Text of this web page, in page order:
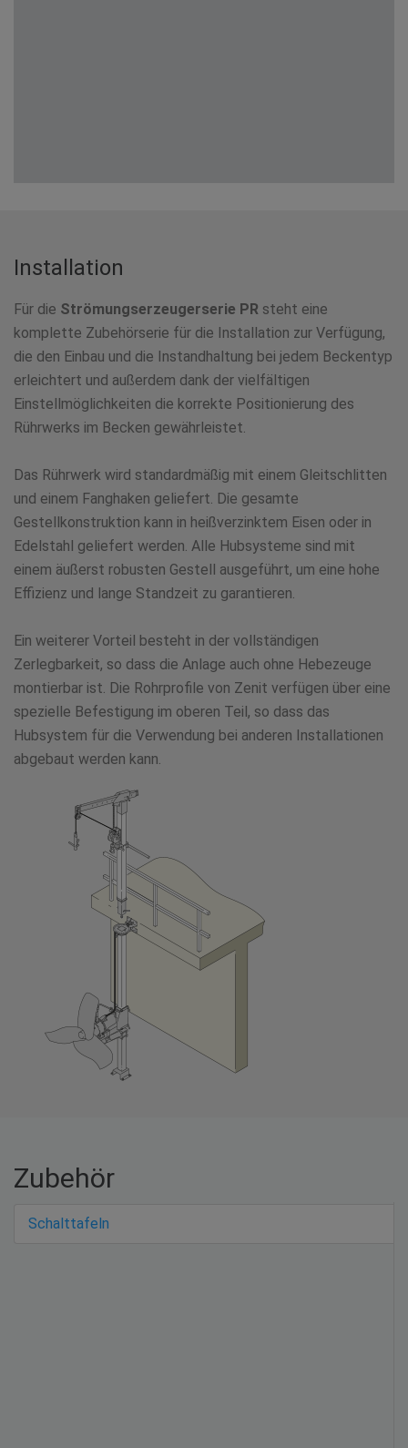
Installation
Für die Strömungserzeugerserie PR steht eine
komplette Zubehörserie für die Installation zur Verfügung,
die den Einbau und die Instandhaltung bei jedem Beckentyp
erleichtert und außerdem dank der vielfältigen
Einstellmöglichkeiten die korrekte Positionierung des
Rührwerks im Becken gewährleistet.
Das Rührwerk wird standardmäßig mit einem Gleitschlitten
und einem Fanghaken geliefert. Die gesamte
Gestellkonstruktion kann in heißverzinktem Eisen oder in
Edelstahl geliefert werden. Alle Hubsysteme sind mit
einem äußerst robusten Gestell ausgeführt, um eine hohe
Effizienz und lange Standzeit zu garantieren.
Ein weiterer Vorteil besteht in der vollständigen
Zerlegbarkeit, so dass die Anlage auch ohne Hebezeuge
montierbar ist. Die Rohrprofile von Zenit verfügen über eine
spezielle Befestigung im oberen Teil, so dass das
Hubsystem für die Verwendung bei anderen Installationen
abgebaut werden kann.
Zubehör
Schalttafeln